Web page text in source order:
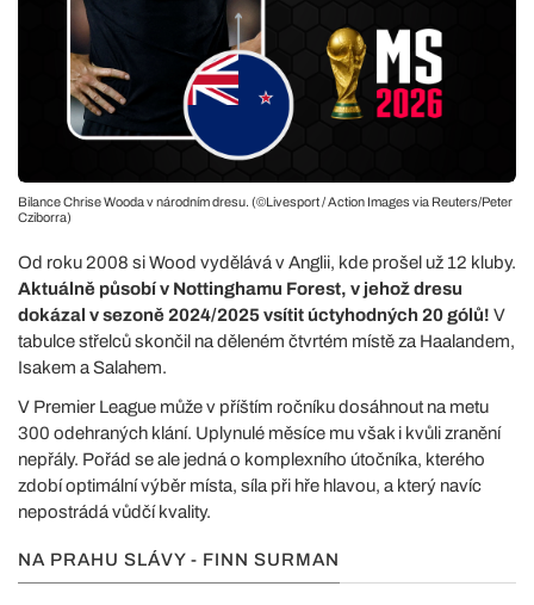
Bilance Chrise Wooda v národním dresu. (©Livesport / Action Images via Reuters/Peter
Cziborra)
Od roku 2008 si Wood vydělává v Anglii, kde prošel už 12 kluby.
Aktuálně působí v Nottinghamu Forest, v jehož dresu
dokázal v sezoně 2024/2025 vsítit úctyhodných 20 gólů! V
tabulce střelců skončil na děleném čtvrtém místě za Haalandem,
Isakem a Salahem.
V Premier League může v příštím ročníku dosáhnout na metu
300 odehraných klání. Uplynulé měsíce mu však i kvůli zranění
nepřály. Pořád se ale jedná o komplexního útočníka, kterého
zdobí optimální výběr místa, síla při hře hlavou, a který navíc
nepostrádá vůdčí kvality.
NA PRAHU SLÁVY - FINN SURMAN